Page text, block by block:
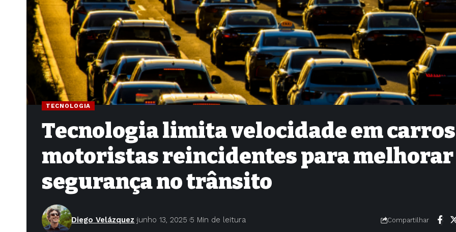
TECNOLOGIA
Tecnologia limita velocidade em
motoristas reincidentes para melhorar
segurança no trânsito
Diego Velázquez junho 13, 2025 5 Min de leitura Compartilhar